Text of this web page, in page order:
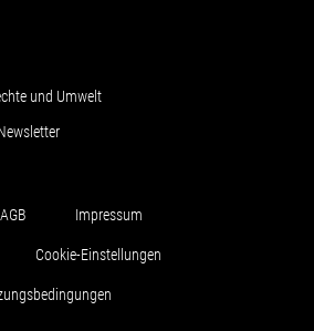
und Umwelt
AGB Impressum
Cookie-Einstellungen